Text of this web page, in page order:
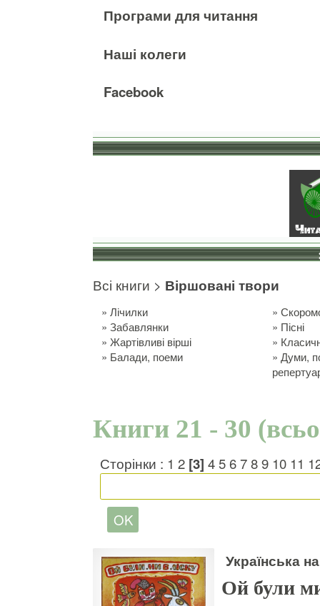
Програми для читання
Наші колеги
Facebook
Всі книги > Віршовані твори
»Лічилки »
»Забавлянки » Пісні
»Жартівливі вірші »
» Балади, поеми »Думи,
Книги 21 - 30
Сторінки : 1 2 [3] 456789 10 11
Українська
Ой були